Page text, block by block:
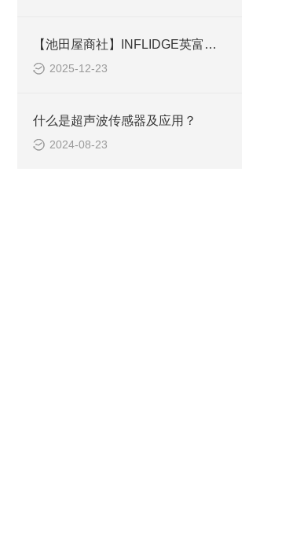
【池田屋商社】INFLIDGE英富丽 超级空气加热器 SEN-200V-440W-AS的简介
2025-12-23
什么是超声波传感器及应用？
2024-08-23